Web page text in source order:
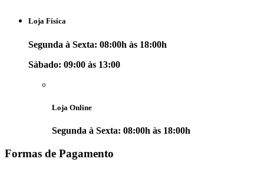
Loja Física
Segunda à Sexta: 08:00h às 18:00h
Sábado: 09:00 às 13:00
Loja Online
Segunda à Sexta: 08:00h às 18:00h
Formas de Pagamento